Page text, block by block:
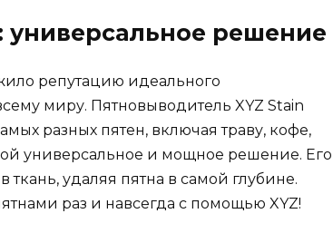
универсальное решение
репутацию идеального
миру. Пятновыводитель XYZ Stain
разных пятен, включая траву, кофе,
универсальное и мощное решение. Его
удаляя пятна в самой глубине.
раз и навсегда с помощью XYZ!